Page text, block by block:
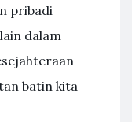
pribadi
dalam
batin kita